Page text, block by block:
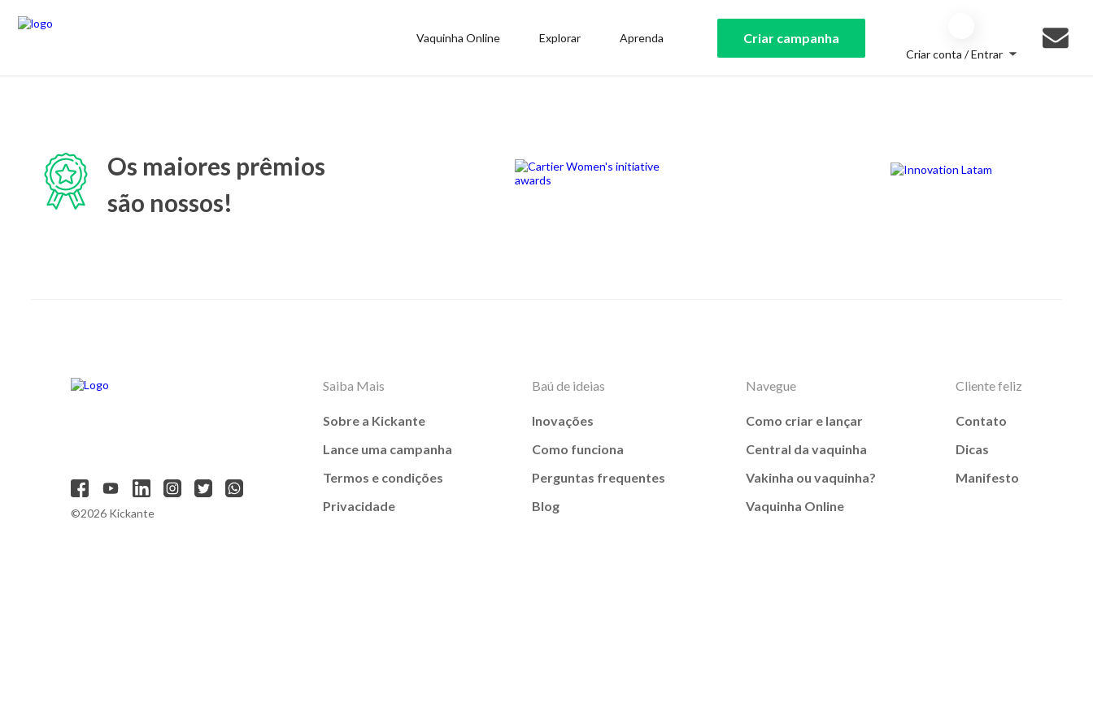
Vaquinha Online Explorar Aprenda Criar campanha
Criar conta / Entrar
Os maiores prêmios
são nossos!
©2026 Kickante
Saiba Mais
Sobre a Kickante
Lance uma campanha
Termos e condições
Privacidade
Baú de ideias
Inovações
Como funciona
Perguntas frequentes
Blog
Navegue
Como criar e lançar
Central da vaquinha
Vakinha ou vaquinha?
Vaquinha Online
Cliente feliz
Contato
Dicas
Manifesto